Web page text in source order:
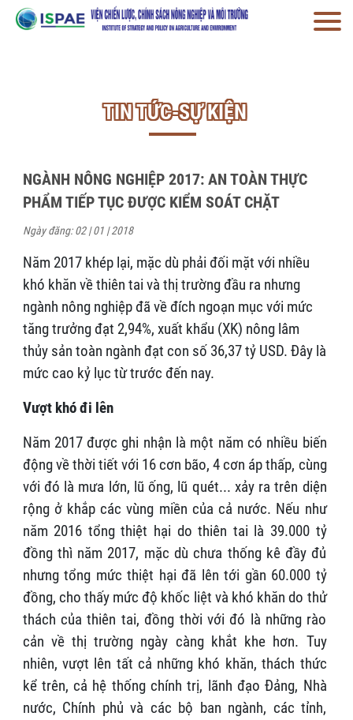
TIN TỨC-SỰ KIỆN
NGÀNH NÔNG NGHIỆP 2017: AN TOÀN THỰC
PHẨM TIẾP TỤC ĐƯỢC KIỂM SOÁT CHẶT
Ngày đăng: 02 | 01 | 2018
Năm 2017 khép lại, mặc dù phải đối mặt với nhiều
khó khăn về thiên tai và thị trường đầu ra nhưng
ngành nông nghiệp đã về đích ngoạn mục với mức
tăng trưởng đạt 2,94%, xuất khẩu (XK) nông lâm
thủy sản toàn ngành đạt con số 36,37 tỷ USD. Đây là
mức cao kỷ lục từ trước đến nay.
Vượt khó đi lên
Năm 2017 được ghi nhận là một năm có nhiều biến
động về thời tiết với 16 cơn bão, 4 cơn áp thấp, cùng
với đó là mưa lớn, lũ ống, lũ quét... xảy ra trên diện
rộng ở khắp các vùng miền của cả nước. Nếu như
năm 2016 tổng thiệt hại do thiên tai là 39.000 tỷ
đồng thì năm 2017, mặc dù chưa thống kê đầy đủ
nhưng tổng mức thiệt hại đã lên tới gần 60.000 tỷ
đồng, cho thấy mức độ khốc liệt và khó khăn do thử
thách của thiên tai, đồng thời với đó là những rào
cản về thị trường ngày càng khắt khe hơn. Tuy
nhiên, vượt lên tất cả những khó khăn, thách thức
kể trên, cả hệ thống chính trị, lãnh đạo Đảng, Nhà
nước, Chính phủ và các bộ ban ngành, các tỉnh,